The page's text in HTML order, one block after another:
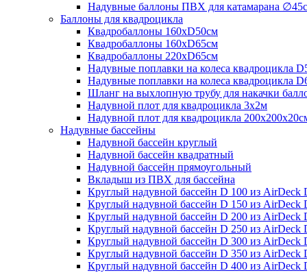
Надувные баллоны ПВХ для катамарана
Баллоны для квадроцикла
Квадробаллоны 160хD50см
Квадробаллоны 160хD65см
Квадробаллоны 220хD65см
Надувные поплавки на колеса квадроцикла
Надувные поплавки на колеса квадроцикла
Шланг на выхлопную трубу для накачки
Надувной плот для квадроцикла 3х2м
Надувной плот для квадроцикла
Надувные бассейны
Надувной бассейн круглый
Надувной бассейн квадратный
Надувной бассейн прямоугольный
Вкладыш из ПВХ для бассейна
Круглый надувной бассейн D 100 из AirDeck
Круглый надувной бассейн D 150 из AirDeck
Круглый надувной бассейн D 200 из AirDeck
Круглый надувной бассейн D 250 из AirDeck
Круглый надувной бассейн D 300 из AirDeck
Круглый надувной бассейн D 350 из AirDeck
Круглый надувной бассейн D 400 из AirDeck